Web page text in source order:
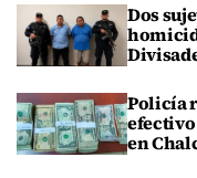
Dos
Policía
efectivo
en